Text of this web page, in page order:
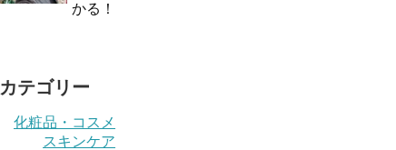
かる！
カテゴリー
化粧品・コスメ
スキンケア